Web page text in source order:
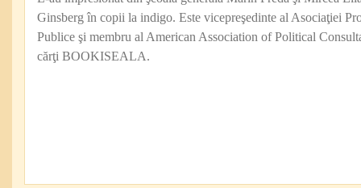
Ginsberg în copii la indigo. Este vicepreşedinte al Asociaţiei
Publice şi membru al American Association of Political
cărţi BOOKISEALA.